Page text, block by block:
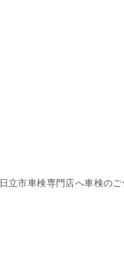
日立市車検専門店へ車検の